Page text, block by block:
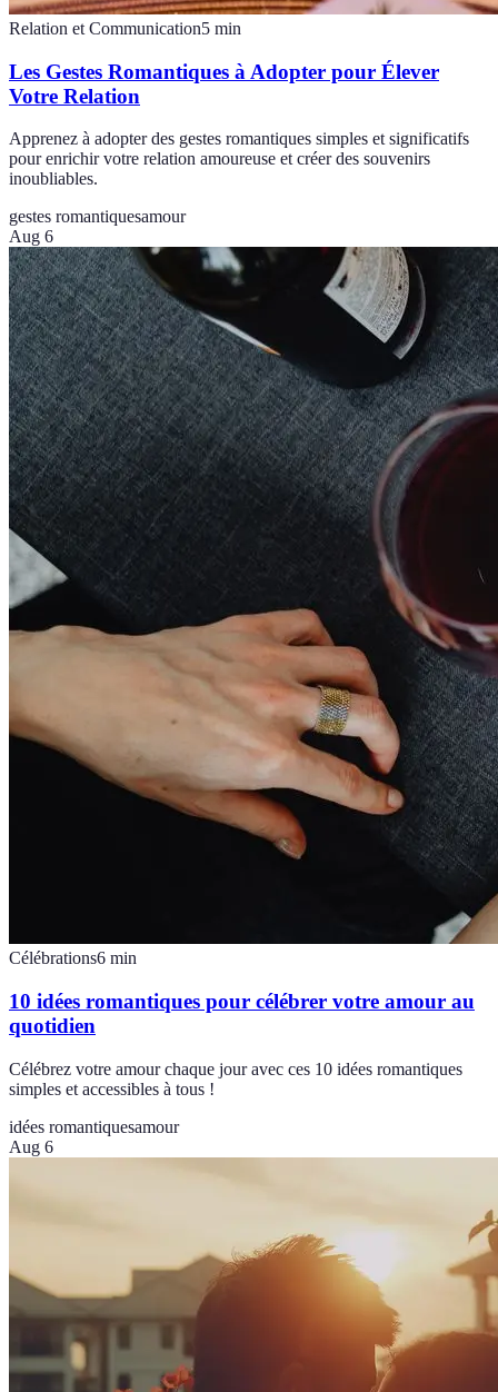
Relation et Communication5 min
Les Gestes Romantiques à Adopter pour Élever
Votre Relation
Apprenez à adopter des gestes romantiques simples et significatifs
pour enrichir votre relation amoureuse et créer des souvenirs
inoubliables.
gestes romantiquesamour
Aug 6
Célébrations6 min
10 idées romantiques pour célébrer votre amour au
quotidien
Célébrez votre amour chaque jour avec ces 10 idées romantiques
simples et accessibles à tous !
idées romantiquesamour
Aug 6